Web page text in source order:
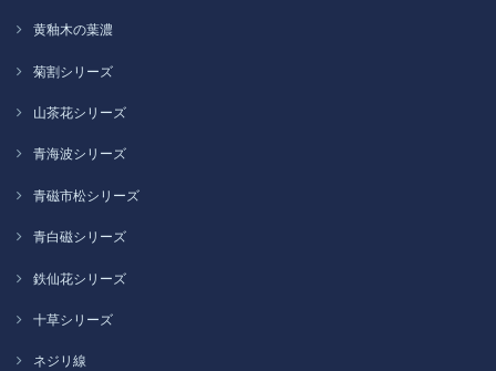
黄釉木の葉濃
菊割シリーズ
山茶花シリーズ
青海波シリーズ
青磁市松シリーズ
青白磁シリーズ
鉄仙花シリーズ
十草シリーズ
ネジリ線